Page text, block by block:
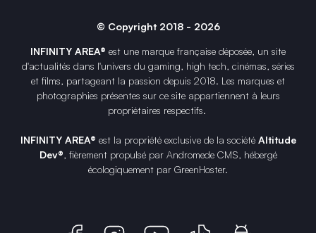
© Copyright 2018 - 2026
INFINITY AREA® est une marque française déposée, un site
d'actualités dans l'univers du gaming, high tech, cinémas, séries
et films, partageant la passion depuis 2018. Les marques et
photographies présentes sur ce site appartiennent à leurs
propriétaires respectifs.
INFINITY AREA® est la propriété exclusive de la société Altitude
Dev®, fièrement propulsé par Andromede CMS, hébergé
écologiquement par GreenHoster.